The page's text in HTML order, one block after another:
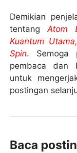
Demikian
tentang Atom
Kuantum
Spin. Semoga
pembaca dan
untuk
postingan
Baca